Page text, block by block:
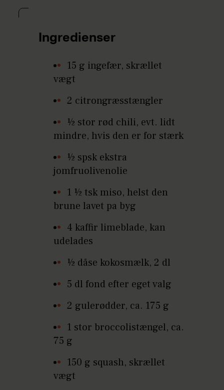
Ingredienser
15 g ingefær, skrællet
vægt
2 citrongræsstængler
½ stor rød chili, evt. lidt
mindre, hvis den er for stærk
½ spsk ekstra
jomfruolivenolie
1 ½ tsk miso, helst den
brune lavet pa byg
4 kaffir limeblade, kan
udelades
½ dåse kokosmælk, 2 dl
5 dl fond efter eget valg
2 gulerødder, ca. 175 g
1 stor broccolistængel, ca.
75 g
150 g squash, skrællet
vægt